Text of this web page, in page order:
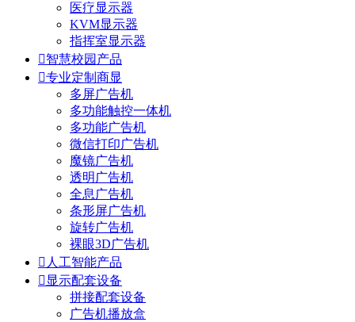
医疗显示器
KVM显示器
指挥室显示器
智慧校园产品
专业定制商显
多屏广告机
多功能触控一体机
多功能广告机
微信打印广告机
魔镜广告机
透明广告机
全息广告机
条形屏广告机
旋转广告机
裸眼3D广告机
 人工智能产品
 显示配套设备
拼接配套设备
广告机播放盒